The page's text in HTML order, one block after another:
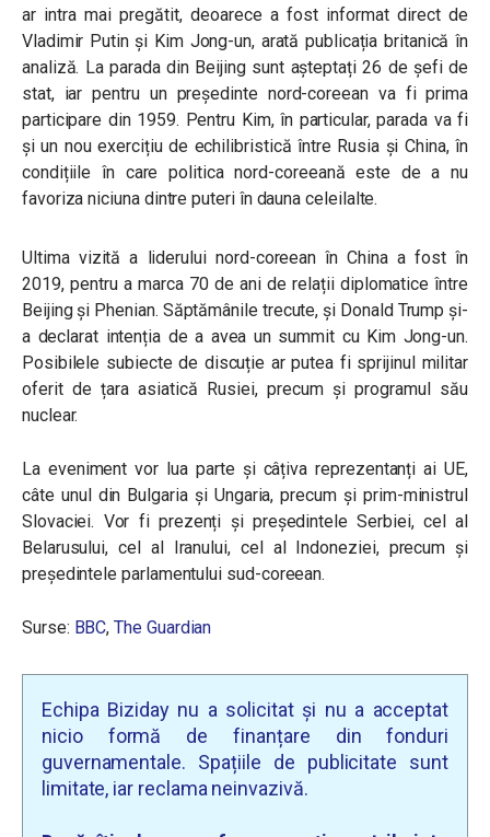
ar intra mai pregătit, deoarece a fost informat direct de
Vladimir Putin și Kim Jong-un, arată publicația britanică în
analiză. La parada din Beijing sunt așteptați 26 de șefi de
stat, iar pentru un președinte nord-coreean va fi prima
participare din 1959. Pentru Kim, în particular, parada va fi
și un nou exercițiu de echilibristică între Rusia și China, în
condițiile în care politica nord-coreeană este de a nu
favoriza niciuna dintre puteri în dauna celeilalte.
Ultima vizită a liderului nord-coreean în China a fost în
2019, pentru a marca 70 de ani de relații diplomatice între
Beijing și Phenian. Săptămânile trecute, și Donald Trump și-
a declarat intenția de a avea un summit cu Kim Jong-un.
Posibilele subiecte de discuție ar putea fi sprijinul militar
oferit de țara asiatică Rusiei, precum și programul său
nuclear.
La eveniment vor lua parte și câțiva reprezentanți ai UE,
câte unul din Bulgaria și Ungaria, precum și prim-ministrul
Slovaciei. Vor fi prezenți și președintele Serbiei, cel al
Belarusului, cel al Iranului, cel al Indoneziei, precum și
președintele parlamentului sud-coreean.
Surse: BBC,The Guardian
Echipa Biziday nu a solicitat și nu a acceptat
nicio formă de finanțare din fonduri
guvernamentale. Spațiile de publicitate sunt
limitate, iar reclama neinvazivă.